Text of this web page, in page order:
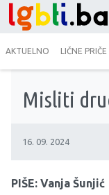
AKTUELNO LIČNE PRIČE
Misliti
16. 09. 2024
PIŠE: Vanja Šunjić